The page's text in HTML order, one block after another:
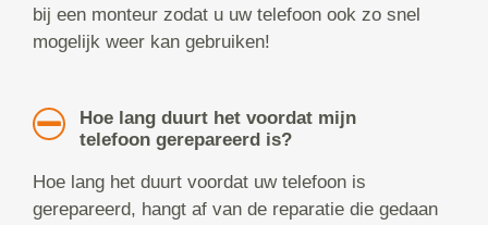
bij een monteur zodat u uw telefoon ook zo snel
mogelijk weer kan gebruiken!
Hoe lang duurt het voordat mijn
telefoon gerepareerd is?
Hoe lang het duurt voordat uw telefoon is
gerepareerd, hangt af van de reparatie die gedaan